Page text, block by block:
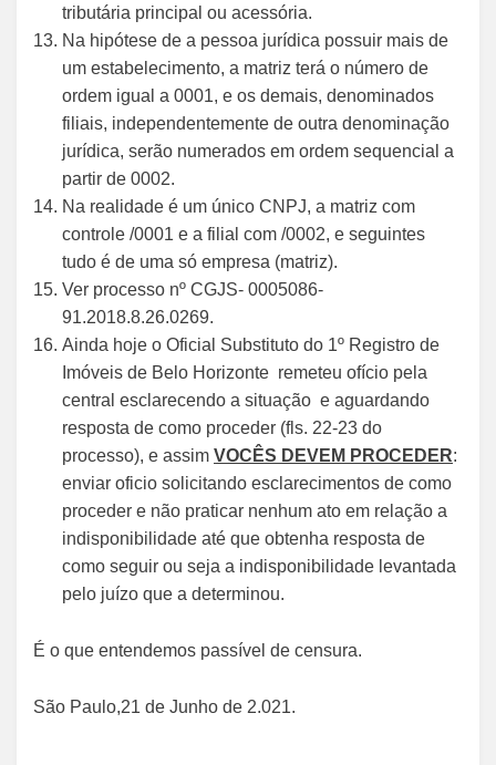
tributária principal ou acessória.
Na hipótese de a pessoa jurídica possuir mais de
um estabelecimento, a matriz terá o número de
ordem igual a 0001, e os demais, denominados
filiais, independentemente de outra denominação
jurídica, serão numerados em ordem sequencial a
partir de 0002.
Na realidade é um único CNPJ, a matriz com
controle /0001 e a filial com /0002, e seguintes
tudo é de uma só empresa (matriz).
Ver processo nº CGJS- 0005086-
91.2018.8.26.0269.
Ainda hoje o Oficial Substituto do 1º Registro de
Imóveis de Belo Horizonte remeteu ofício pela
central esclarecendo a situação e aguardando
resposta de como proceder (fls. 22-23 do
processo), e assim VOCÊS DEVEM PROCEDER:
enviar oficio solicitando esclarecimentos de como
proceder e não praticar nenhum ato em relação a
indisponibilidade até que obtenha resposta de
como seguir ou seja a indisponibilidade levantada
pelo juízo que a determinou.
É o que entendemos passível de censura.
São Paulo,21 de Junho de 2.021.